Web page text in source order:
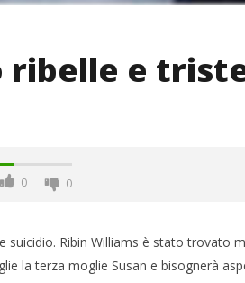
ribelle e
0 0
suicidio. Ribin Williams è stato trovato
la terza moglie Susan e bisognerà